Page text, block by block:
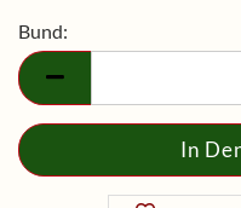
Bund:
Bund